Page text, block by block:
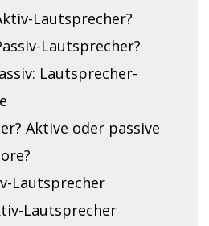
Lautsprecher?
Lautsprecher?
Lautsprecher-
Aktive oder passive
Lautsprecher
Lautsprecher